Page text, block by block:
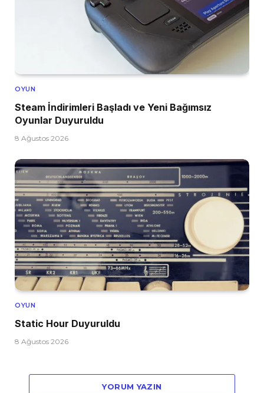
OYUN
Steam İndirimleri Başladı ve Yeni Bağımsız
Oyunlar Duyuruldu
8 Ağustos 2026
OYUN
Static Hour Duyuruldu
8 Ağustos 2026
YORUM YAZIN